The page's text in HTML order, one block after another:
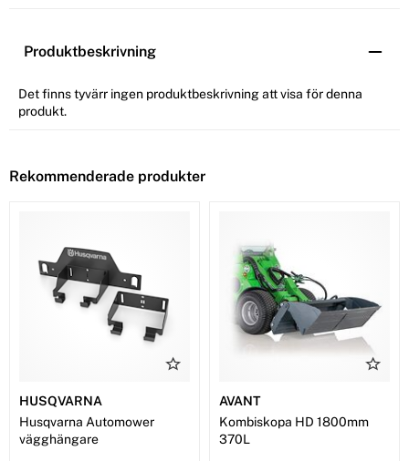
Produktbeskrivning
Det finns tyvärr ingen produktbeskrivning att visa för denna
produkt.
Rekommenderade produkter
HUSQVARNA
Husqvarna Automower
vägghängare
AVANT
Kombiskopa HD 1800mm
370L